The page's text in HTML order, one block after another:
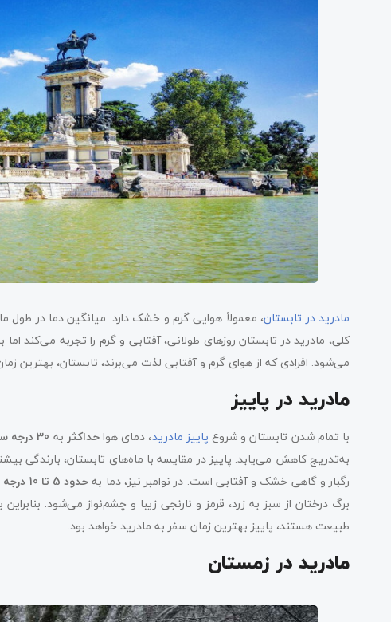
مادرید در تابستان، معمولاً هوایی گرم و خشک دارد. میانگین دما در طول
کلی، مادرید در تابستان روزهای طولانی، آفتابی و گرم را تجربه می‌کند
می‌‌‌شود. افرادی که از هوای گرم و آفتابی لذت می‌برند، تابستان، بهترین
مادرید در پاییز
با تمام شدن تابستان و شروع پاییز مادرید، دمای هواحداکثر به
به‌تدریج کاهش می‌یابد. پاییز در مقایسه با ماه‌های تابستان، بارندگی
رگبار و گاهی خشک و آفتابی‌ است. در نوامبر نیز، دما بهحدود 5 تا 10 درجه سانتی‌گراد
برگ درختان از سبز به زرد، قرمز و نارنجی زیبا و چشم‌نواز می‌شود.
طبیعت هستند، پاییز ‌بهترین زمان سفر به مادرید خواهد بود.
مادرید در زمستان